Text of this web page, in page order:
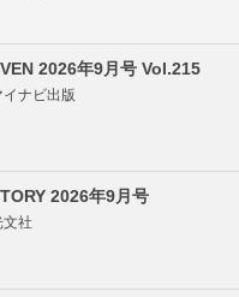
2026年9月号 Vol.215
イナビ出版
2026年9月号
文社